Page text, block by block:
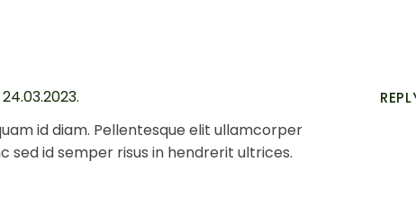
24.03.2023.
id diam. Pellentesque elit ullamcorper
sed id semper risus in hendrerit ultrices.